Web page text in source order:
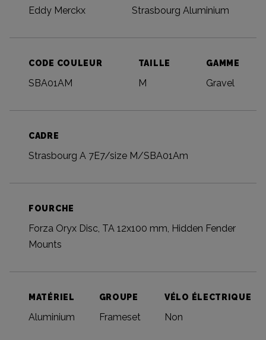
Eddy Merckx Strasbourg Aluminium
CODE COULEUR
SBA01AM
TAILLE
M
GAMME
Gravel
CADRE
Strasbourg A 7E7/size M/SBA01Am
FOURCHE
Forza Oryx Disc, TA 12x100 mm, Hidden Fender
Mounts
MATÉRIEL
Aluminium
GROUPE
Frameset
VÉLO ÉLECTRIQUE
Non